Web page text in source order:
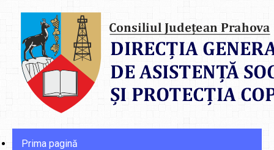
Prima pagină